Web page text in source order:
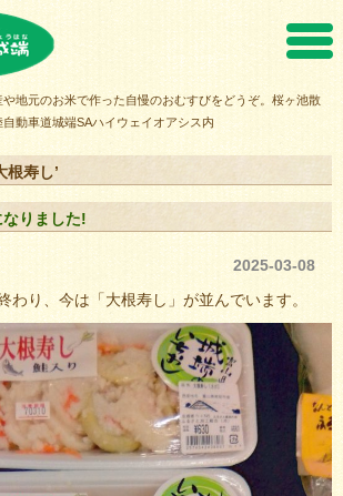
地元のお米で作った自慢のおむすびをどうぞ。桜ヶ池散
動車道城端SAハイウェイオアシス内
寿し’
りました!
2025-03-08
わり、今は「大根寿し」が並んでいます。